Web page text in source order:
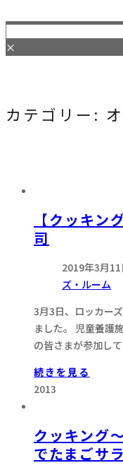
×
カテゴリー:
【クッキン
司
2019年3月11
ズ・ルーム
3月3日、ロッカー
ました。 児童養護
の皆さまが参加し
続きを見る
2013
クッキング
でたまごサ